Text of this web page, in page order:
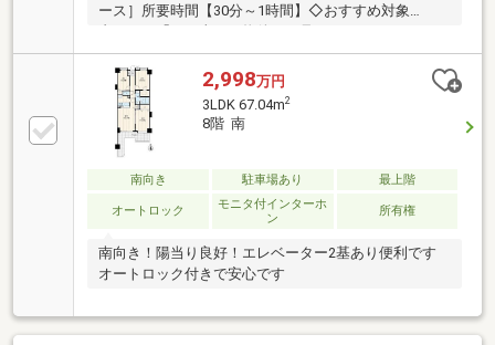
ース］所要時間【30分～1時間】◇おすすめ対象
方に最適です(^^)/［Bコース］所要時間【2時間～5時
間】◇おすすめ対象者・・・「本命の物件にあわせ
て、同条件の物件も比較しながら見学したい！」とい
う方に最適です(^^)/［Cコース］所要時間【5時間～8
時間】◇おすすめ対象者・・・「マイホーム探しは今
日が初めて！」という方に最適です(^^)/お住まい探し
がはじめての方に「不動産の基本知識」「住宅ローン
の基本知識」の説明会つきコースお住まい探しは営業
6課にお任せください！
2,998万円
3LDK 67.04m2
8階 南
南向き 駐車場あり 最上階
オートロック
モニタ付インターホ
ン
所有権
南向き！陽当り良好！エレベーター2基あり便利です
オートロック付きで安心です